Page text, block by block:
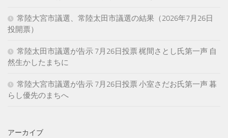
常陸大宮市議選、常陸太田市議選の結果（2026年7月26日
投開票）
常陸太田市議選が告示 7月26日投票 梶間さとし氏第一声 自
然生かしたまちに
常陸大宮市議選が告示 7月26日投票 小室さだお氏第一声 暮
らし優先のまちへ
アーカイブ